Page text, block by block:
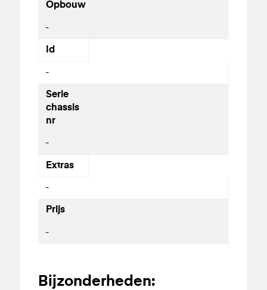
Opbouw
-
Id
-
Serie
chassis
nr
-
Extras
-
Prijs
-
Bijzonderheden: